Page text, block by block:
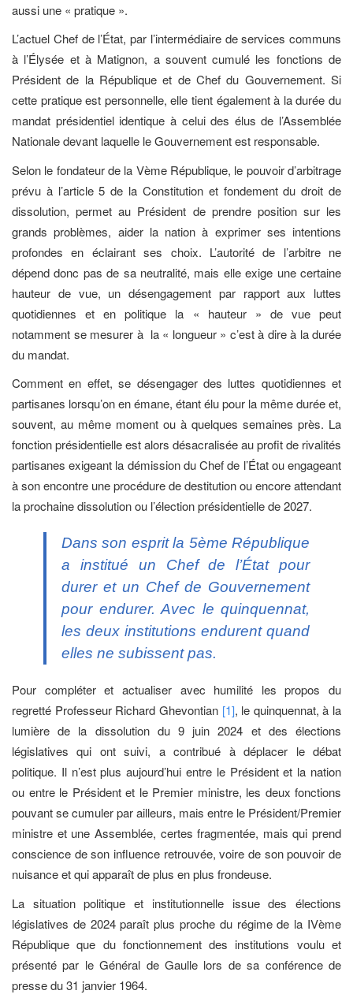
aussi une « pratique ».
L’actuel Chef de l’État, par l’intermédiaire de services communs
à l’Élysée et à Matignon, a souvent cumulé les fonctions de
Président de la République et de Chef du Gouvernement. Si
cette pratique est personnelle, elle tient également à la durée du
mandat présidentiel identique à celui des élus de l’Assemblée
Nationale devant laquelle le Gouvernement est responsable.
Selon le fondateur de la Vème République, le pouvoir d’arbitrage
prévu à l’article 5 de la Constitution et fondement du droit de
dissolution, permet au Président de prendre position sur les
grands problèmes, aider la nation à exprimer ses intentions
profondes en éclairant ses choix. L’autorité de l’arbitre ne
dépend donc pas de sa neutralité, mais elle exige une certaine
hauteur de vue, un désengagement par rapport aux luttes
quotidiennes et en politique la « hauteur » de vue peut
notamment se mesurer à la « longueur » c’est à dire à la durée
du mandat.
Comment en effet, se désengager des luttes quotidiennes et
partisanes lorsqu’on en émane, étant élu pour la même durée et,
souvent, au même moment ou à quelques semaines près. La
fonction présidentielle est alors désacralisée au profit de rivalités
partisanes exigeant la démission du Chef de l’État ou engageant
à son encontre une procédure de destitution ou encore attendant
la prochaine dissolution ou l’élection présidentielle de 2027.
Dans son esprit la 5ème République
a institué un Chef de l’État pour
durer et un Chef de Gouvernement
pour endurer. Avec le quinquennat,
les deux institutions endurent quand
elles ne subissent pas.
Pour compléter et actualiser avec humilité les propos du
regretté Professeur Richard Ghevontian [1], le quinquennat, à la
lumière de la dissolution du 9 juin 2024 et des élections
législatives qui ont suivi, a contribué à déplacer le débat
politique. Il n’est plus aujourd’hui entre le Président et la nation
ou entre le Président et le Premier ministre, les deux fonctions
pouvant se cumuler par ailleurs, mais entre le Président/Premier
ministre et une Assemblée, certes fragmentée, mais qui prend
conscience de son influence retrouvée, voire de son pouvoir de
nuisance et qui apparaît de plus en plus frondeuse.
La situation politique et institutionnelle issue des élections
législatives de 2024 paraît plus proche du régime de la IVème
République que du fonctionnement des institutions voulu et
présenté par le Général de Gaulle lors de sa conférence de
presse du 31 janvier 1964.